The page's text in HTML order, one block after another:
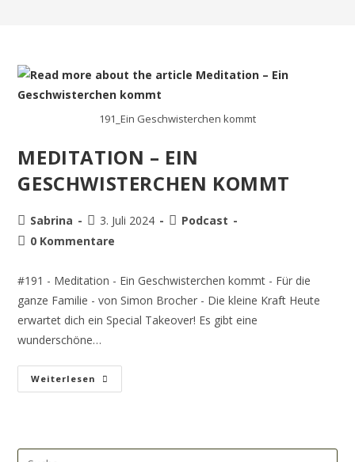
191_Ein Geschwisterchen kommt
MEDITATION – EIN
GESCHWISTERCHEN KOMMT
Sabrina 3. Juli 2024
Podcast
0 Kommentare
#191 - Meditation - Ein Geschwisterchen kommt - Für die
ganze Familie - von Simon Brocher - Die kleine Kraft Heute
erwartet dich ein Special Takeover! Es gibt eine
wunderschöne…
Weiterlesen